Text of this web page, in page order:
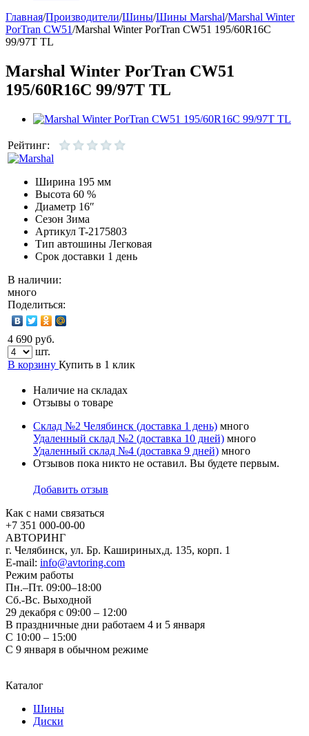
Главная/Производители/Шины/Шины Marshal/Marshal Winter
PorTran CW51/Marshal Winter PorTran CW51 195/60R16C
99/97T TL
Marshal Winter PorTran CW51
195/60R16C 99/97T TL
Рейтинг:
Ширина 195 мм
Высота 60 %
Диаметр 16″
Сезон Зима
Артикул T-2175803
Тип автошины Легковая
Срок доставки 1 день
В наличии:
много
Поделиться:
4 690 руб.
шт.
В корзину Купить в 1 клик
Наличие на складах
Отзывы о товаре
Склад №2 Челябинск (доставка 1 день) много
Удаленный склад №2 (доставка 10 дней) много
Удаленный склад №4 (доставка 9 дней) много
Отзывов пока никто не оставил. Вы будете первым.
Добавить отзыв
Как с нами связаться
+7 351 000-00-00
АВТОРИНГ
г. Челябинск, ул. Бр. Кашириных,д. 135, корп. 1
E-mail: info@avtoring.com
Режим работы
Пн.–Пт. 09:00–18:00
Сб.-Вс. Выходной
29 декабря с 09:00 – 12:00
В праздничные дни работаем 4 и 5 января
С 10:00 – 15:00
С 9 января в обычном режиме
Каталог
Шины
Диски